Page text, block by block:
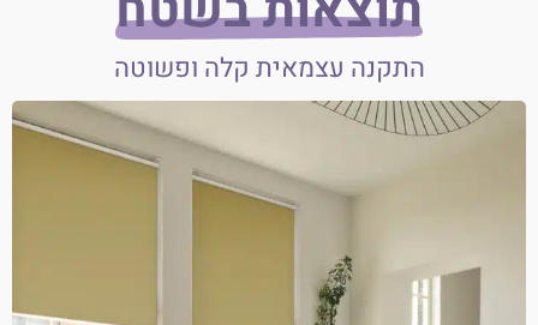
התקנה עצמאית קלה ופשוטה